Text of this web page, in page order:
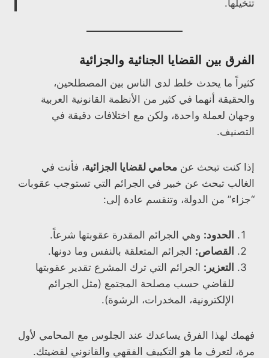
تتخيلها.
الفرق بين القضايا الجنائية والجزائية
كثيراً ما يحدث خلط لدى الناس بين المصطلحين،
والحقيقة أنهما في كثير من الأنظمة القانونية العربية
وجهان لعملة واحدة، ولكن مع اختلافات دقيقة في
التصنيف.
إذا كنت تبحث عن محامي لقضايا الجزائية، فأنت في
الغالب تبحث عن خبير في الجرائم التي تستوجب عقوبات
“جزاء” من الدولة، وتنقسم عادة إلى:
الحدود: وهي الجرائم المقدرة عقوبتها شرعاً.
القصاص: الجرائم المتعلقة بالنفس وما دونها.
التعزير: الجرائم التي ترك المشرع تقدير عقوبتها
للقاضي حسب مصلحة المجتمع (مثل الجرائم
الإلكترونية، المخدرات، الرشوة).
فهمك لهذا الفرق يساعدك عند الجلوس مع المحامي لأول
مرة، لتعرف ما هو التكييف الفقهي والقانوني لقضيتك.